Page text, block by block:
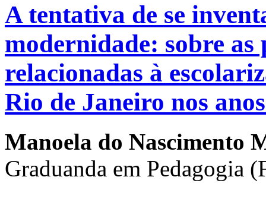
A tentativa de se
modernidade: sobre as
relacionadas à
Rio de Janeiro nos
Manoela do Nascimento
Graduanda em Pedagogia